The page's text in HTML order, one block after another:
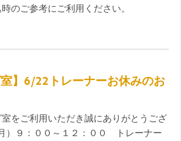
のご参考にご利用ください。
室】6/22トレーナーお休みのお
をご利用いただき誠にありがとうござ
）９：００～１２：００ トレーナー